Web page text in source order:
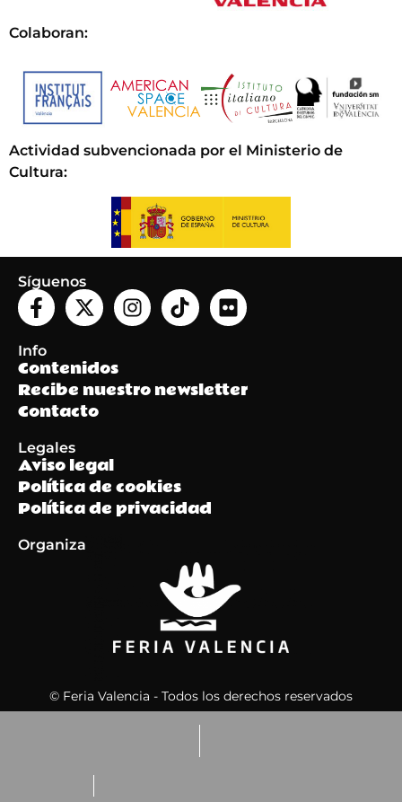
Colaboran:
Actividad subvencionada por el Ministerio de
Cultura:
Síguenos
Info
Contenidos
Recibe nuestro newsletter
Contacto
Legales
Aviso legal
Política de cookies
Política de privacidad
Organiza
© Feria Valencia - Todos los derechos reservados